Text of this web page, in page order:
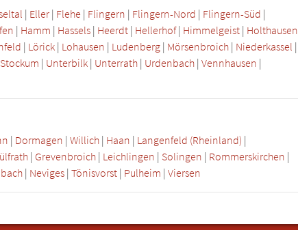
| Eller | Flehe | Flingern | Flingern-Nord | Flingern-Süd |
| Hamm | Hassels | Heerdt | Hellerhof| Himmelgeist | Holthausen
| Lörick | Lohausen | Ludenberg | Mörsenbroich | Niederkassel |
Stockum | Unterbilk | Unterrath | Urdenbach |Vennhausen |
| Dormagen |Willich | Haan | Langenfeld (Rheinland) |
| Grevenbroich | Leichlingen | Solingen | Rommerskirchen |
| Neviges |Tönisvorst | Pulheim |Viersen